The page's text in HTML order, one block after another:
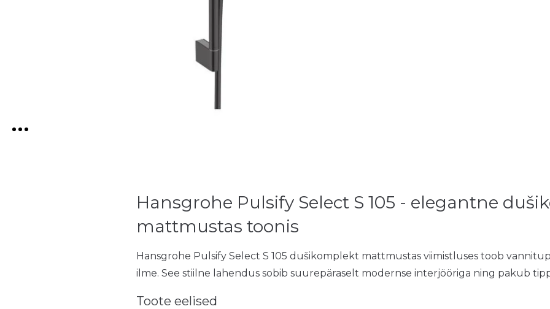
Hansgrohe Pulsify Select S 105 - elegantne
mattmustas toonis
Hansgrohe Pulsify Select S 105 dušikomplekt mattmustas viimistluses toob
ilme. See stiilne lahendus sobib suurepäraselt modernse interjööriga ning pakub
Toote eelised